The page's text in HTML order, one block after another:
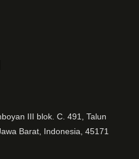
III blok. C. 491, Talun
Barat, Indonesia, 45171